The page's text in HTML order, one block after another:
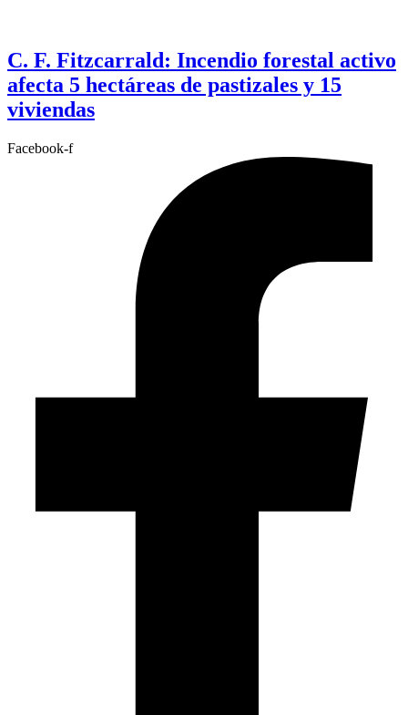
C. F. Fitzcarrald: Incendio forestal activo
afecta 5 hectáreas de pastizales y 15
viviendas
Facebook-f